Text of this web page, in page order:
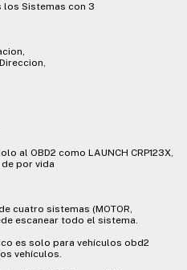
los Sistemas con 3
al OBD2 como LAUNCH CRP123X,
por vida
cuatro sistemas (MOTOR,
escanear todo el sistema.
es solo para vehículos obd2
vehículos.